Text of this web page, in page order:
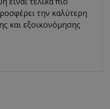
την καλύτερη
και εξοικονόμησης